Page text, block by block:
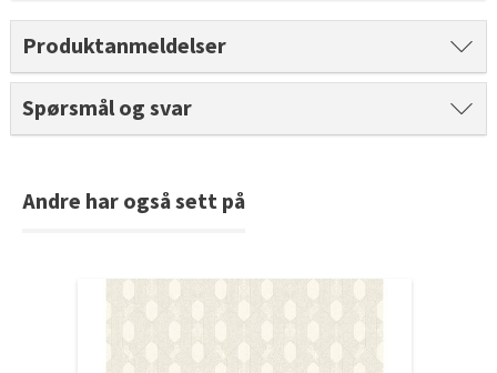
Bli inspirert av nye fargepaletter fra Årets Farge 2026!
Tarkett Shade Eik Soft Beige Parkett
Produktanmeldelser
Spørsmål og svar
Andre har også sett på